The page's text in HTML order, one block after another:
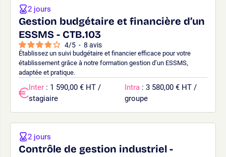
Gestion budgétaire et financière d’un
ESSMS - CTB.103
4/5 - 8 avis
Établissez un suivi budgétaire et financier efficace pour votre
établissement grâce à notre formation gestion d’un ESSMS,
adaptée et pratique.
2 jours
Inter : 1 590,00 € HT /
stagiaire
Intra : 3 580,00 € HT /
groupe
Contrôle de gestion industriel -
2 jours